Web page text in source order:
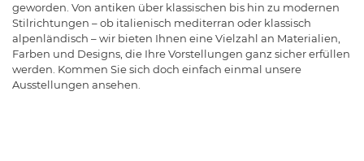
geworden. Von antiken über klassischen bis hin zu modernen
Stilrichtungen – ob italienisch mediterran oder klassisch
alpenländisch – wir bieten Ihnen eine Vielzahl an Materialien,
Farben und Designs, die Ihre Vorstellungen ganz sicher erfüllen
werden. Kommen Sie sich doch einfach einmal unsere
Ausstellungen ansehen.